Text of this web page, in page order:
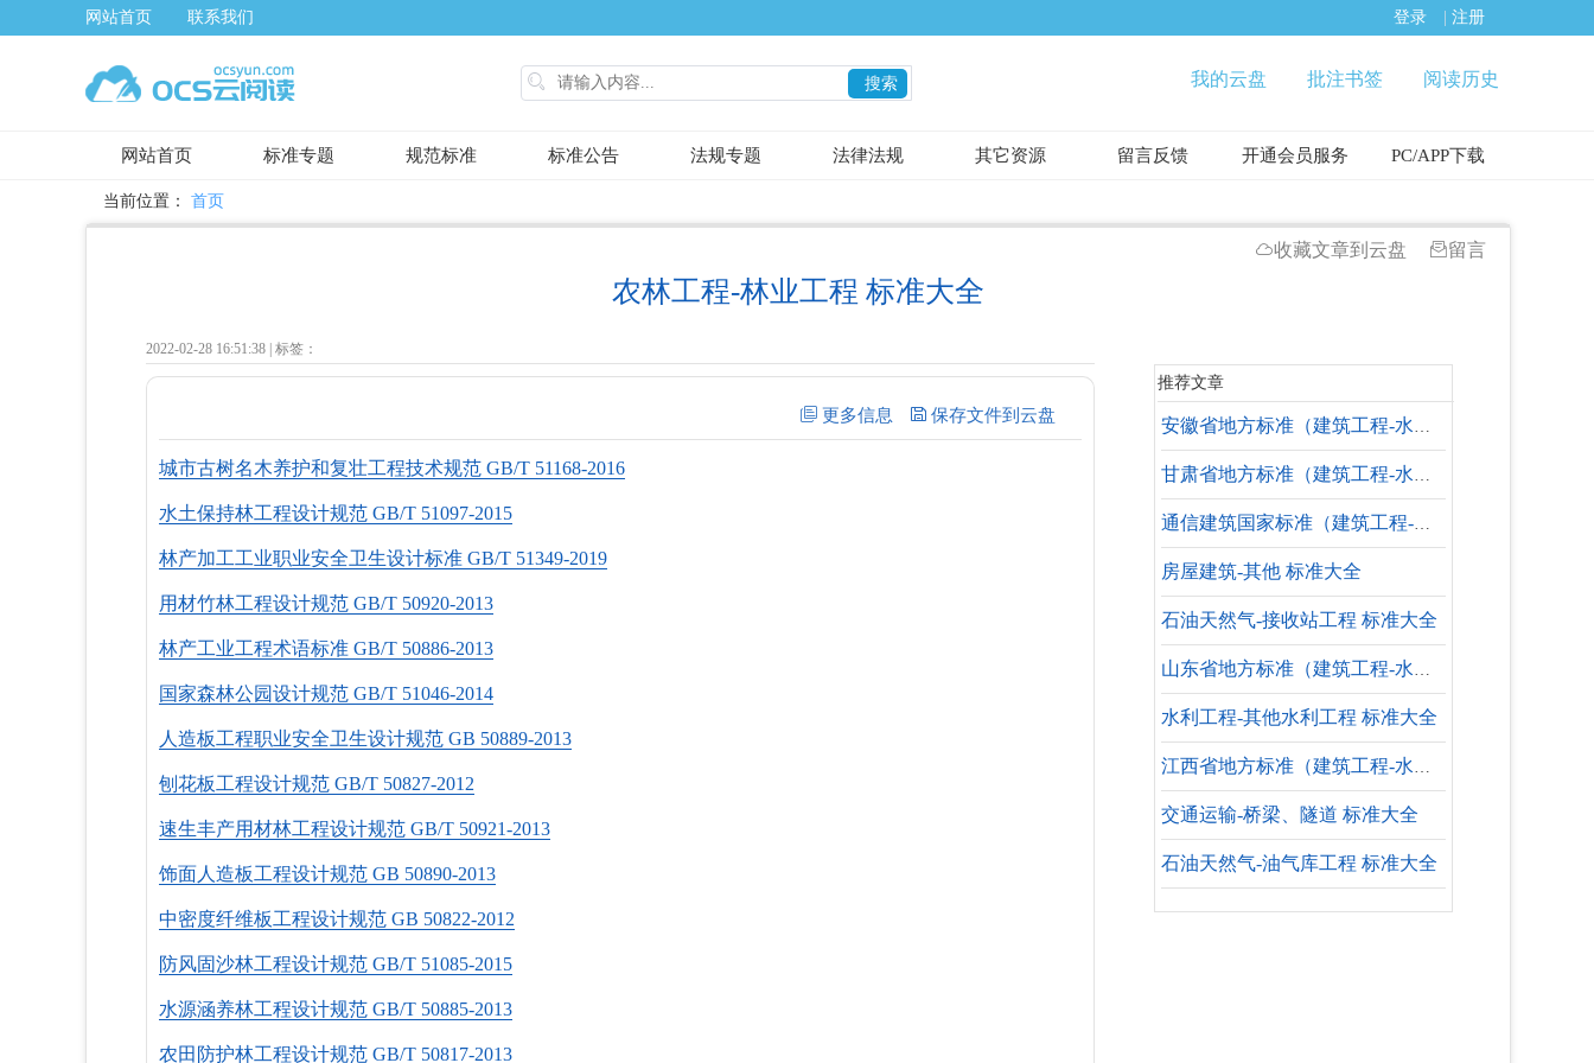
网站首页 联系我们 登录 注册
 搜索 我的云盘 批注书签 阅读历史
网站首页 标准专题 规范标准 标准公告 法规专题 法律法规 其它资源 留言反馈 开通会员服务 PC/APP下载
当前位置： 首页
收藏文章到云盘 留言
农林工程-林业工程 标准大全
2022-02-28 16:51:38 | 标签：
城市古树名木养护和复壮工程技术规范 GB/T 51168-2016
水土保持林工程设计规范 GB/T 51097-2015
林产加工工业职业安全卫生设计标准 GB/T 51349-2019
用材竹林工程设计规范 GB/T 50920-2013
林产工业工程术语标准 GB/T 50886-2013
国家森林公园设计规范 GB/T 51046-2014
人造板工程职业安全卫生设计规范 GB 50889-2013
刨花板工程设计规范 GB/T 50827-2012
速生丰产用材林工程设计规范 GB/T 50921-2013
饰面人造板工程设计规范 GB 50890-2013
中密度纤维板工程设计规范 GB 50822-2012
防风固沙林工程设计规范 GB/T 51085-2015
水源涵养林工程设计规范 GB/T 50885-2013
农田防护林工程设计规范 GB/T 50817-2013
推荐文章
安徽省地方标准（建筑工程-水暖专业-参考标准）
甘肃省地方标准（建筑工程-水暖专业-失效标准）
通信建筑国家标准（建筑工程-水暖专业）
房屋建筑-其他 标准大全
石油天然气-接收站工程 标准大全
山东省地方标准（建筑工程-水暖专业-参考标准）
水利工程-其他水利工程 标准大全
江西省地方标准（建筑工程-水暖专业-参考标准）
交通运输-桥梁、隧道 标准大全
石油天然气-油气库工程 标准大全